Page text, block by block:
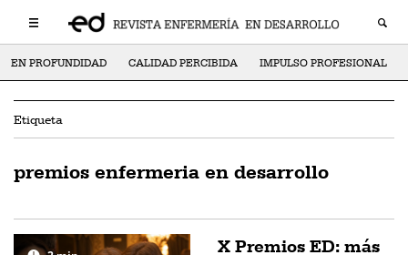
EN PROFUNDIDAD CALIDAD PERCIBIDA IMPULSO PROFESIONAL
Etiqueta
premios enfermeria en desarrollo
X Premios ED: más